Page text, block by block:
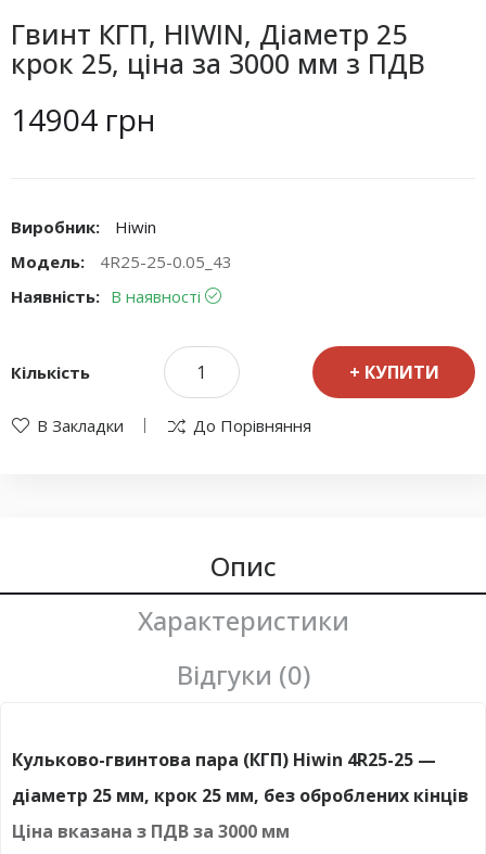
Гвинт КГП, HIWIN, Діаметр 25
крок 25, ціна за 3000 мм з ПДВ
14904 грн
Виробник:
Hiwin
Модель:
4R25-25-0.05_43
Наявність: В наявності
Кількість КУПИТИ
В Закладки До Порівняння
Опис
Характеристики
Відгуки (0)
Кульково-гвинтова пара (КГП) Hiwin 4R25-25 —
діаметр 25 мм, крок 25 мм, без оброблених кінців
Ціна вказана з ПДВ за 3000 мм